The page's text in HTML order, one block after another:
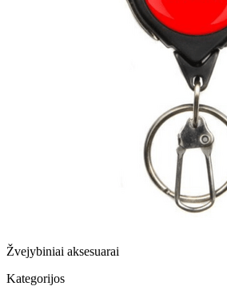
Žvejybiniai aksesuarai
Kategorijos